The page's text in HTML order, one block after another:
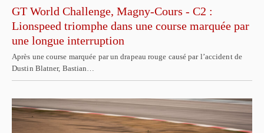
GT World Challenge, Magny-Cours - C2 :
Lionspeed triomphe dans une course marquée par
une longue interruption
Après une course marquée par un drapeau rouge causé par l’accident de
Dustin Blatner, Bastian…